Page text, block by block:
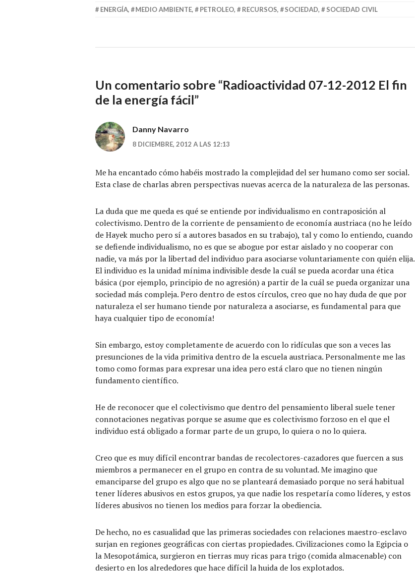
ENERGÍA, MEDIO AMBIENTE, PETROLEO, RECURSOS, SOCIEDAD, SOCIEDAD CIVIL
Un comentario sobre “Radioactividad 07-12-2012 El fin
de la energía fácil”
Danny Navarro
8 DICIEMBRE, 2012 A LAS 12:13
Me ha encantado cómo habéis mostrado la complejidad del ser humano como ser social.
Esta clase de charlas abren perspectivas nuevas acerca de la naturaleza de las personas.
La duda que me queda es qué se entiende por individualismo en contraposición al
colectivismo. Dentro de la corriente de pensamiento de economía austriaca (no he leído
de Hayek mucho pero sí a autores basados en su trabajo), tal y como lo entiendo, cuando
se defiende individualismo, no es que se abogue por estar aislado y no cooperar con
nadie, va más por la libertad del individuo para asociarse voluntariamente con quién elija.
El individuo es la unidad mínima indivisible desde la cuál se pueda acordar una ética
básica (por ejemplo, principio de no agresión) a partir de la cuál se pueda organizar una
sociedad más compleja. Pero dentro de estos círculos, creo que no hay duda de que por
naturaleza el ser humano tiende por naturaleza a asociarse, es fundamental para que
haya cualquier tipo de economía!
Sin embargo, estoy completamente de acuerdo con lo ridículas que son a veces las
presunciones de la vida primitiva dentro de la escuela austriaca. Personalmente me las
tomo como formas para expresar una idea pero está claro que no tienen ningún
fundamento científico.
He de reconocer que el colectivismo que dentro del pensamiento liberal suele tener
connotaciones negativas porque se asume que es colectivismo forzoso en el que el
individuo está obligado a formar parte de un grupo, lo quiera o no lo quiera.
Creo que es muy difícil encontrar bandas de recolectores-cazadores que fuercen a sus
miembros a permanecer en el grupo en contra de su voluntad. Me imagino que
emanciparse del grupo es algo que no se planteará demasiado porque no será habitual
tener líderes abusivos en estos grupos, ya que nadie los respetaría como líderes, y estos
líderes abusivos no tienen los medios para forzar la obediencia.
De hecho, no es casualidad que las primeras sociedades con relaciones maestro-esclavo
surjan en regiones geográficas con ciertas propiedades. Civilizaciones como la Egipcia o
la Mesopotámica, surgieron en tierras muy ricas para trigo (comida almacenable) con
desierto en los alrededores que hace difícil la huida de los explotados.